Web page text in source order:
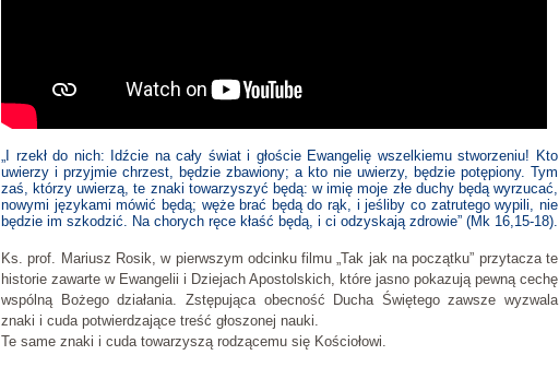
„I rzekł do nich: Idźcie na cały świat i głoście Ewangelię wszelkiemu stworzeniu! Kto
uwierzy i przyjmie chrzest, będzie zbawiony; a kto nie uwierzy, będzie potępiony. Tym
zaś, którzy uwierzą, te znaki towarzyszyć będą: w imię moje złe duchy będą wyrzucać,
nowymi językami mówić będą; węże brać będą do rąk, i jeśliby co zatrutego wypili, nie
będzie im szkodzić. Na chorych ręce kłaść będą, i ci odzyskają zdrowie” (Mk 16,15-18).
Ks. prof. Mariusz Rosik, w pierwszym odcinku filmu „Tak jak na początku” przytacza te
historie zawarte w Ewangelii i Dziejach Apostolskich, które jasno pokazują pewną cechę
wspólną Bożego działania. Zstępująca obecność Ducha Świętego zawsze wyzwala
znaki i cuda potwierdzające treść głoszonej nauki.
Te same znaki i cuda towarzyszą rodzącemu się Kościołowi.